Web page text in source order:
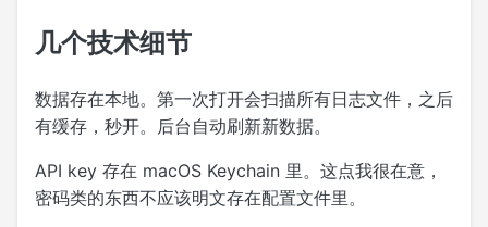
几个技术细节
数据存在本地。第一次打开会扫描所有日志文件，之后
有缓存，秒开。后台自动刷新新数据。
API key 存在 macOS Keychain 里。这点我很在意，
密码类的东西不应该明文存在配置文件里。